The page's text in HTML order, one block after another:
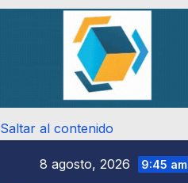
Saltar al contenido
8 agosto, 2026 9:45 am